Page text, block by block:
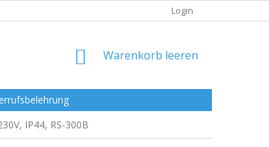
Login
WARENKORB
Warenkorb leeren
IP44, RS-300B